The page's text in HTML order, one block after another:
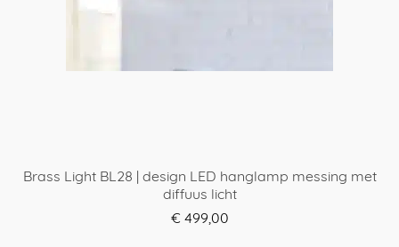
Brass Light BL28 | design LED hanglamp messing met
diffuus licht
€ 499,00